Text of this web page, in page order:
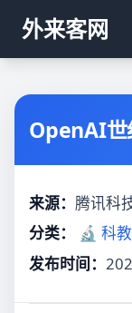
外来客网
OpenAI世
来源： 腾讯科
分类：
🔬 科教
发布时间：